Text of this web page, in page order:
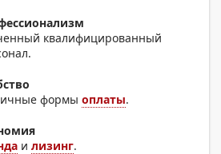
квалифицированный
формыоплаты.
илизинг.